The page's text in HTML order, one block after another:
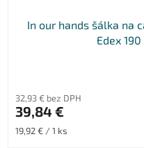
In our hands šálka na
Edex
32,93 € bez DPH
39,84 €
Jednotková
19,92 € / 1 ks